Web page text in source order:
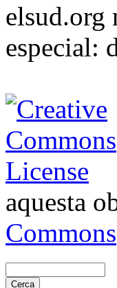
elsud.org
especial:
aquesta
Commons